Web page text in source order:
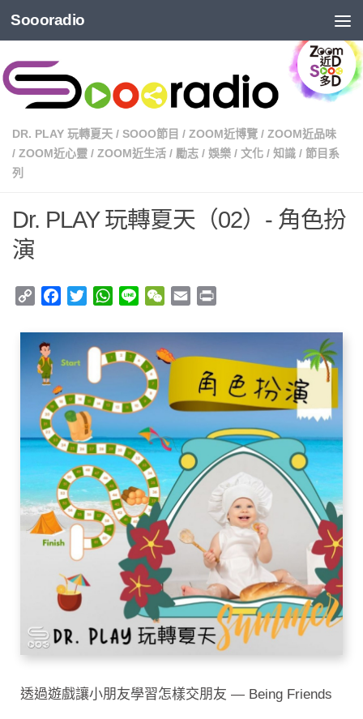
Soooradio
DR. PLAY 玩轉夏天 / SOOO節目 / ZOOM近博覽 / ZOOM近品味
/ ZOOM近心靈 / ZOOM近生活 / 勵志 / 娛樂 / 文化 / 知識 / 節目系
列
Dr. PLAY 玩轉夏天（02）- 角色扮
演
Copy
Facebook
TwitterWhatsApp
Line WeChat
Email
透過遊戲讓小朋友學習怎樣交朋友 — Being Friends